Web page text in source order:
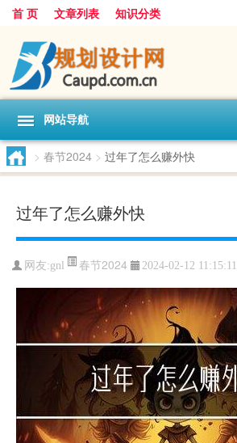
首 页 文章列表 知识分类
网站导航
> 春节2024 > 过年了怎么赚外快
过年了怎么赚外快
网友:gnl 春节2024 2024-02-12 11:15:11